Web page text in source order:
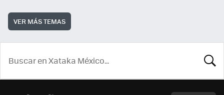
VER MÁS TEMAS